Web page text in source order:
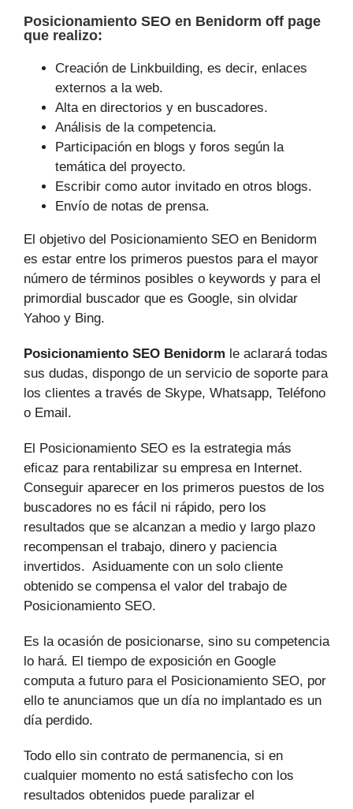
Posicionamiento SEO en Benidorm off page
que realizo:
Creación de Linkbuilding, es decir, enlaces
externos a la web.
Alta en directorios y en buscadores.
Análisis de la competencia.
Participación en blogs y foros según la
temática del proyecto.
Escribir como autor invitado en otros blogs.
Envío de notas de prensa.
El objetivo del Posicionamiento SEO en Benidorm
es estar entre los primeros puestos para el mayor
número de tér­minos posibles o keywords y para el
primordial buscador que es Google, sin olvidar
Yahoo y Bing.
Posicionamiento SEO Benidorm le aclarará todas
sus dudas, dispongo de un servicio de soporte para
los clientes a través de Skype, Whatsapp, Teléfono
o Email.
El Posicionamiento SEO es la estrategia más
eficaz para rentabilizar su empresa en Internet.
Conseguir aparecer en los primeros puestos de los
buscadores no es fácil ni rápido, pero los
resultados que se alcanzan a medio y largo plazo
recompensan el trabajo, dinero y paciencia
invertidos. Asiduamente con un solo cliente
obtenido se compensa el valor del trabajo de
Posicionamiento SEO.
Es la ocasión de posicionarse, sino su competencia
lo hará. El tiempo de exposición en Google
computa a futuro para el Posicionamiento SEO, por
ello te anunciamos que un día no implantado es un
día perdido.
Todo ello sin contrato de permanencia, si en
cualquier momento no está satisfecho con los
resultados obtenidos puede paralizar el